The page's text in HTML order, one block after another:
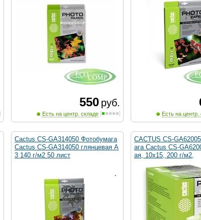
550 руб.
Есть на центр. складе Есть на центр.
Cactus CS-GA314050 Фотобумага
Cactus CS-GA314050 глянцевая А
3 140 г/м2 50 лист
CACTUS CS-
ага Cactus CS-
ая, 10x15, 200 г/м2,